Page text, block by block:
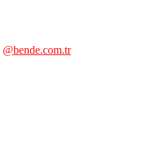
@bende.com.tr